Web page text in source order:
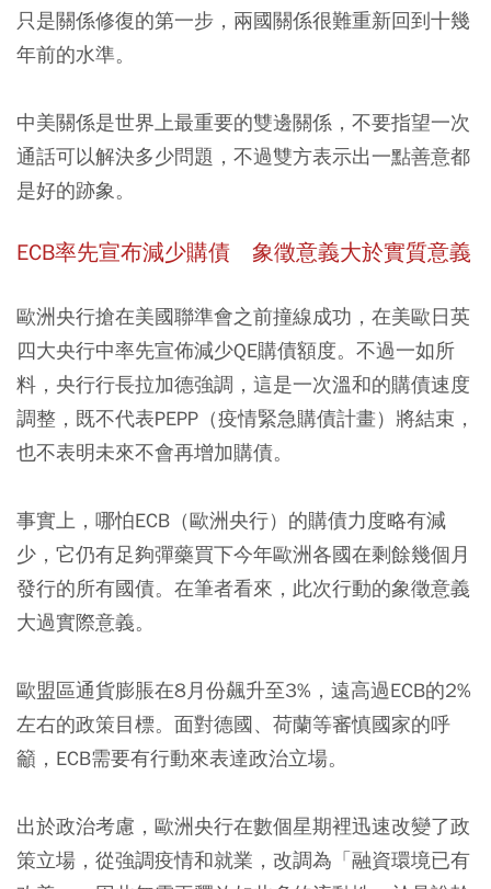
只是關係修復的第一步，兩國關係很難重新回到十幾
年前的水準。
中美關係是世界上最重要的雙邊關係， 不要指望一次
通話可以解決多少問題，不過雙方表示出一點善意都
是好的跡象。
ECB率先宣布減少購債 象徵意義大於實質意義
歐洲央行搶在美國聯準會之前撞線成功，在美歐日英
四大央行中率先宣佈減少QE購債額度。不過一如所
料，央行行長拉加德強調， 這是一次溫和的購債速度
調整，既不代表PEPP（疫情緊急購債計畫）將結束，
也不表明未來不會再增加購債。
事實上，哪怕ECB（歐洲央行）的購債力度略有減
少，它仍有足夠彈藥買下今年歐洲各國在剩餘幾個月
發行的所有國債。在筆者看來，此次行動的象徵意義
大過實際意義。
歐盟區通貨膨脹在8月份飆升至3%，遠高過ECB的2%
左右的政策目標。面對德國、荷蘭等審慎國家的呼
籲，ECB需要有行動來表達政治立場。
出於政治考慮，歐洲央行在數個星期裡迅速改變了政
策立場，從強調疫情和就業，改調為「融資環境已有